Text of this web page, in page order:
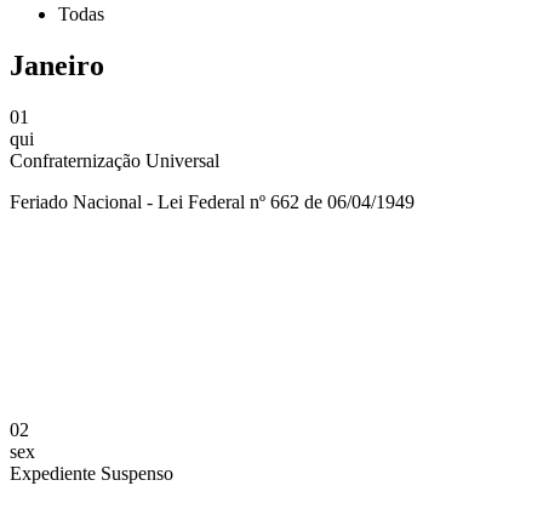
Todas
Janeiro
01
qui
Confraternização Universal
Feriado Nacional - Lei Federal nº 662 de 06/04/1949
02
sex
Expediente Suspenso